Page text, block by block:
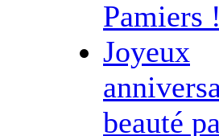
Pamiers
Joyeux
beauté